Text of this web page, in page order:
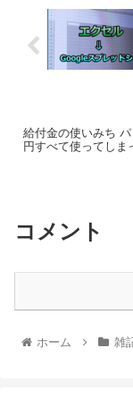
給付金の使いみち
円すべて使ってしま
コメント
ホーム 雑